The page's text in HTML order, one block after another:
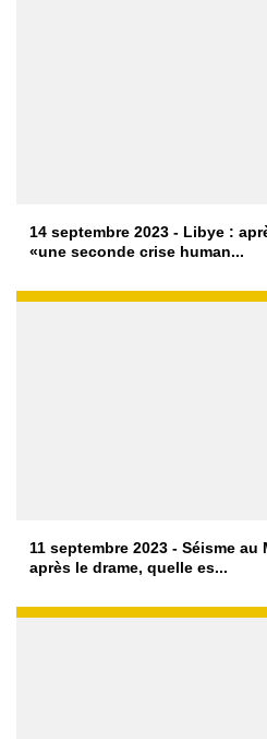
14 septembre 2023 - Libye :
«une seconde crise human...
11 septembre 2023 - Séisme
après le drame, quelle es...